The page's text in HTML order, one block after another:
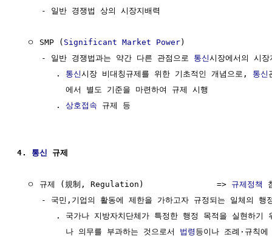
     - 일반 경쟁법 상의 시장지배력
  ㅇ SMP (
Significant Market Power)
     - 일반 경쟁법과는 약간 다른 관점으로
통신시장에서의 시
        .
통신시장 비대칭규제를 위한 기초적인 개념으로, 통신
          에서 별도 기준을 마련하여 규제 시행
        .
상호접속 규제 등
4. 통신 규제
  ㅇ 규제 (規制, Regulation)               =>
규제정책
- 국민,기업의 활동에 제한을 가하고자 규정되는 일체의 행
. 국가나 지방자치단체가 특정한 행정 목적을 실현하기
          나 의무를 부과하는 것으로서
법령 등이나 조례·규칙